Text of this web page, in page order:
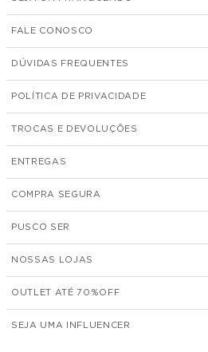
FALE CONOSCO
DÚVIDAS FREQUENTES
POLÍTICA DE PRIVACIDADE
TROCAS E DEVOLUÇÕES
ENTREGAS
COMPRA SEGURA
PUSCO SER
NOSSAS LOJAS
OUTLET ATÉ 70%
SEJA UMA INFLUENCER